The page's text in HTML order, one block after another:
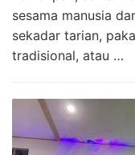
sesama manusia
sekadar tarian,
tradisional, atau …